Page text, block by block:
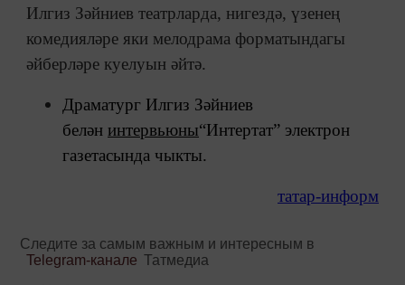
Илгиз Зәйниев театрларда, нигездә, үзенең
комедияләре яки мелодрама форматындагы
әйберләре куелуын әйтә.
Драматург Илгиз Зәйниев
белән интервьюны“Интертат” электрон
газетасында чыкты.
татар-информ
Следите за самым важным и интересным в
Telegram-канале Татмедиа